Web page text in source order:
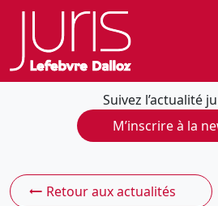
Suivez l’actualité
M’inscrire à la
Retour aux actualités